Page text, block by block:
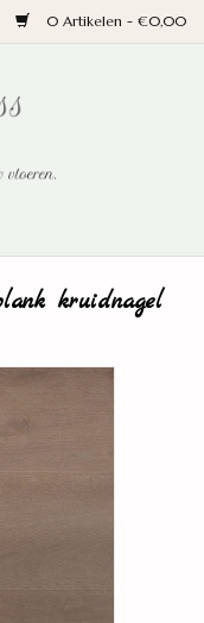
0 Artikelen - €0,00
kruidnagel